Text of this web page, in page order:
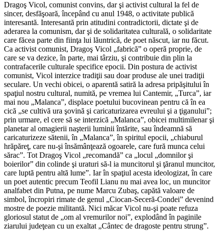
Dragoş Vicol, comunist convins, dar şi activist cultural la fel de
sincer, desfăşoară, începând cu anul 1948, o activitate publică
interesantă. Interesantă prin atitudini contradictorii, dictate şi de
aderarea la comunism, dar şi de solidaritatea culturală, o solidaritate
care făcea parte din fiinţa lui lăuntrică, de poet născut, iar nu făcut.
Ca activist comunist, Dragoş Vicol „fabrică” o operă proprie, de
care se va dezice, în parte, mai târziu, şi contribuie din plin la
contrafacerile culturale specifice epocii. Din postura de activist
comunist, Vicol interzice tradiţii sau doar produse ale unei tradiţii
seculare. Un vechi obicei, o aparentă satiră la adresa pripăşitului în
spaţiul nostru cultural, numită, pe vremea lui Cantemir, „Turca”, iar
mai nou „Malanca”, displace poetului bucovinean pentru că în ea
cică „se cultivă ura şovină şi caricaturizarea evreului şi a ţiganului”;
prin urmare, el cere să se interzică „Malanca”, obicei multimilenar şi
planetar al omagierii naşterii luminii întărite, sau îndeamnă să
caricaturizeze sătenii, în „Malanca”, în spiritul epocii, „chiaburul
hrăpăreţ, care nu-şi însămânţează ogoarele, care fură munca celui
sărac”. Tot Dragoş Vicol „recomandă” ca „locul „domnilor şi
boierilor” din colinde şi uraturi să-l ia muncitorul şi ţăranul muncitor,
care luptă pentru altă lume”. Iar în spaţiul acesta ideologizat, în care
un poet autentic precum Teofil Lianu nu mai avea loc, un muncitor
analfabet din Putna, pe nume Marcu Zubaş, capătă valoare de
simbol, încropiri rimate de genul „Ciocan-Seceră-Condei” devenind
mostre de poezie militantă. Nici măcar Vicol nu-şi poate refuza
gloriosul statut de „om al vremurilor noi”, explodând în paginile
ziarului judeţean cu un exaltat „Cântec de dragoste pentru strung”.